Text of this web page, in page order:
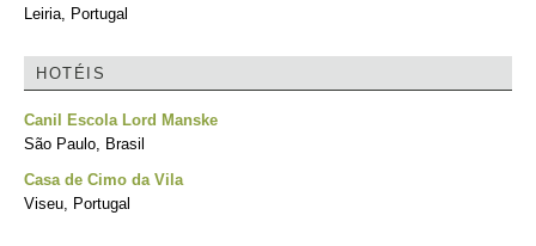
Leiria, Portugal
HOTÉIS
Canil Escola Lord Manske
São Paulo, Brasil
Casa de Cimo da Vila
Viseu, Portugal